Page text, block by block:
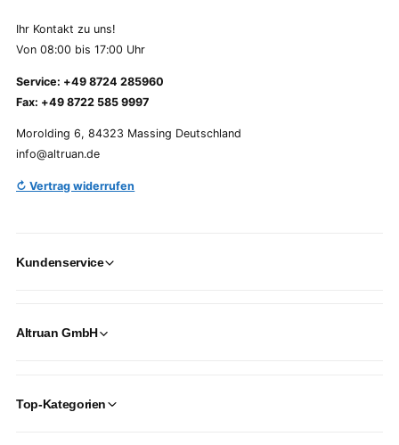
Ihr Kontakt zu uns!
Von 08:00 bis 17:00 Uhr
Service: +49 8724 285960
Fax: +49 8722 585 9997
Morolding 6, 84323 Massing Deutschland
info@altruan.de
↻ Vertrag widerrufen
Kundenservice
Altruan GmbH
Top-Kategorien